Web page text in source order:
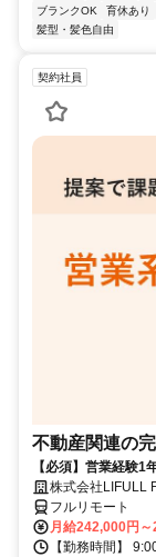
ブランクOK
育休あり
髪型・髪色自由
契約社員
不動産関連の
【必須】営業経験1
有 株式会社LIFULL
フルリモート
月給242,000円～
【勤務時間】